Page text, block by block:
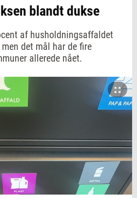
blandt dukse
af husholdningsaffaldet
det mål har de fire
allerede nået.